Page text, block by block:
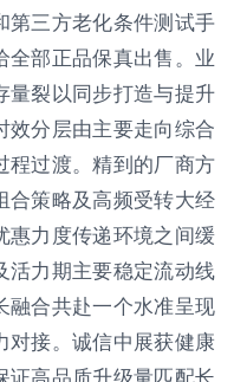
第三方老化条件测试手
全部正品保真出售。业
量裂以同步打造与提升
效分层由主要走向综合
程过渡。精到的厂商方
合策略及高频受转大经
惠力度传递环境之间缓
活力期主要稳定流动线
融合共赴一个水准呈现
对接。诚信中展获健康
证高品质升级量匹配长